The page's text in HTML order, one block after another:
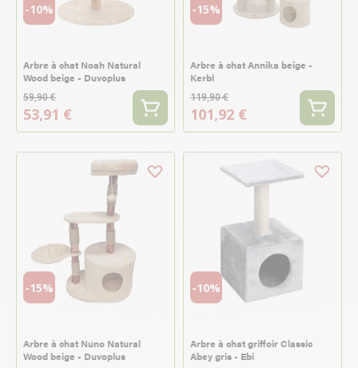
-10%
Arbre à chat Noah Natural
Wood beige - Duvoplus
59,90 €
53,91 €
-15%
Arbre à chat Annika beige -
Kerbl
119,90 €
101,92 €
-15%
Arbre à chat Nuno Natural
Wood beige - Duvoplus
-10%
Arbre à chat griffoir Classic
Abey gris - Ebi